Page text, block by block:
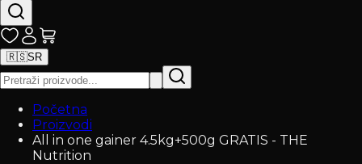
🇷🇸SR
Početna
Proizvodi
All in one gainer 4.5kg+500g GRATIS - THE
Nutrition